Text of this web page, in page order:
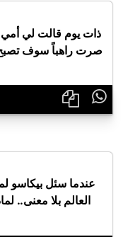
ذات يوم قالت لي أمي
صرت راهباً سوف تصبح

عندما سئل بيكاسو
العالم بلا معنى..